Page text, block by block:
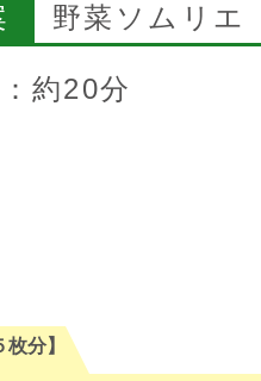
野菜ソムリ
約20分
分】